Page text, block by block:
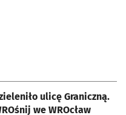
ulicę Graniczną.
we WROcław